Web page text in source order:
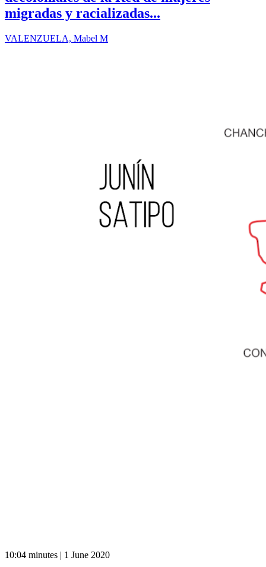
migradas y racializadas...
VALENZUELA, Mabel M
10:04 minutes | 1 June 2020